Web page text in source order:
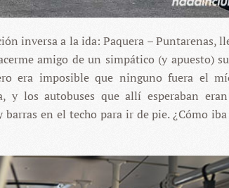
inversa a la ida: Paquera – Puntarenas,
amigo de un simpático (y apuesto)
era imposible que ninguno fuera el
los autobuses que allí esperaban
en el techo para ir de pie. ¿Cómo